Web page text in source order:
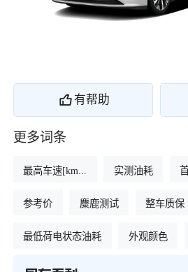
有帮助
更多词条
最高车速[km... 实测油耗
参考价 麋鹿测试 整车质保
最低荷电状态油耗 外观颜色